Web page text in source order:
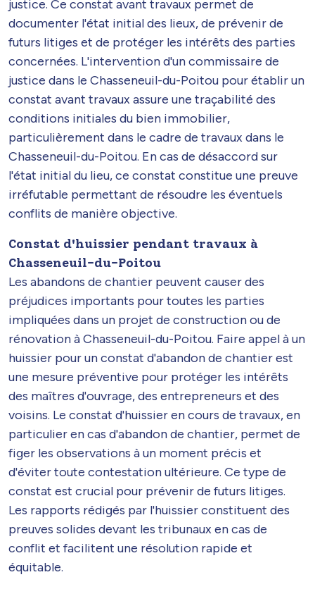
justice. Ce constat avant travaux permet de
documenter l'état initial des lieux, de prévenir de
futurs litiges et de protéger les intérêts des parties
concernées. L'intervention d'un commissaire de
justice dans le Chasseneuil-du-Poitou pour établir un
constat avant travaux assure une traçabilité des
conditions initiales du bien immobilier,
particulièrement dans le cadre de travaux dans le
Chasseneuil-du-Poitou. En cas de désaccord sur
l'état initial du lieu, ce constat constitue une preuve
irréfutable permettant de résoudre les éventuels
conflits de manière objective.
Constat d'huissier pendant travaux à
Chasseneuil-du-Poitou
Les abandons de chantier peuvent causer des
préjudices importants pour toutes les parties
impliquées dans un projet de construction ou de
rénovation à Chasseneuil-du-Poitou. Faire appel à un
huissier pour un constat d'abandon de chantier est
une mesure préventive pour protéger les intérêts
des maîtres d'ouvrage, des entrepreneurs et des
voisins. Le constat d'huissier en cours de travaux, en
particulier en cas d'abandon de chantier, permet de
figer les observations à un moment précis et
d'éviter toute contestation ultérieure. Ce type de
constat est crucial pour prévenir de futurs litiges.
Les rapports rédigés par l'huissier constituent des
preuves solides devant les tribunaux en cas de
conflit et facilitent une résolution rapide et
équitable.